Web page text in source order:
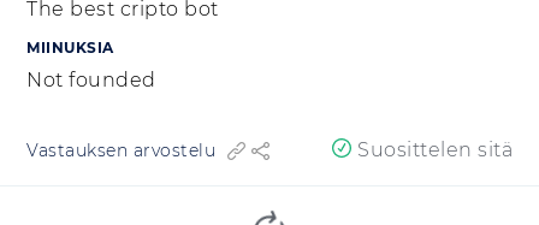
The best cripto bot
MIINUKSIA
Not founded
Vastauksen arvostelu Suosittelen sitä